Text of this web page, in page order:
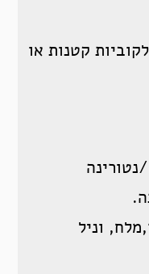
לקוביות קטנות או
וניל